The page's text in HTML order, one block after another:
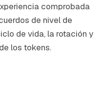
comprobada
de nivel de
de vida, la rotación y
los tokens.